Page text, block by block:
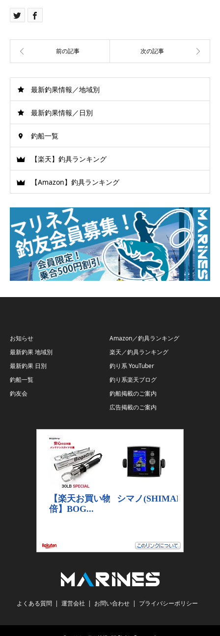
最新釣果情報／地域別
最新釣果情報／日別
釣船一覧
【楽天】釣具ランキング
【Amazon】釣具ランキング
お知らせ
最新釣果 地域別
最新釣果 日別
釣船一覧
釣友会
Amazon／釣具ランキング
楽天／釣具ランキング
釣り系 YouTuber
釣り系楽天ブログ
釣船掲載のご案内
広告掲載のご案内
よくある質問 運営会社 お問い合わせ プライバシーポリシー